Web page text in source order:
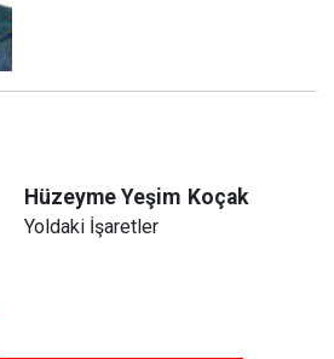
Hüzeyme Yeşim Koçak
Yoldaki İşaretler